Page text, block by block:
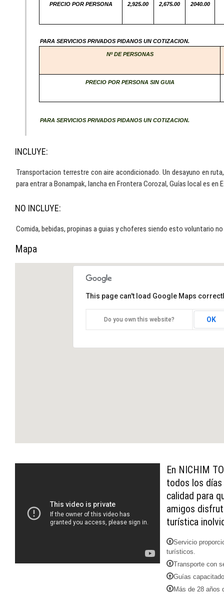
PRECIO POR PERSONA 2,925.00 2,675.00 2040.00
PARA SERVICIOS PRIVADOS PIDANOS UN COTIZACION.
Nº DE PERSONAS
PRECIO POR PERSONA SIN GUIA
PARA SERVICIOS PRIVADOS PIDANOS UN COTIZACION.
INCLUYE:
Transportacion terrestre con aire acondicionado. Un desayuno en
para entrar a Bonampak, lancha en Frontera Corozal, Guías local es en
NO INCLUYE:
Comida, bebidas, propinas a guias y choferes siendo esto voluntario
Mapa
YAXCHILAN Y BONAMPAK. tour
de1 DIA. desde Palenque
This page can't load Google Maps
Do you own this website? OK
En NICHIM
todos los
calidad para
amigos
turística
Servicio
turísticos.
Transporte con
Guías
Más de 28 años